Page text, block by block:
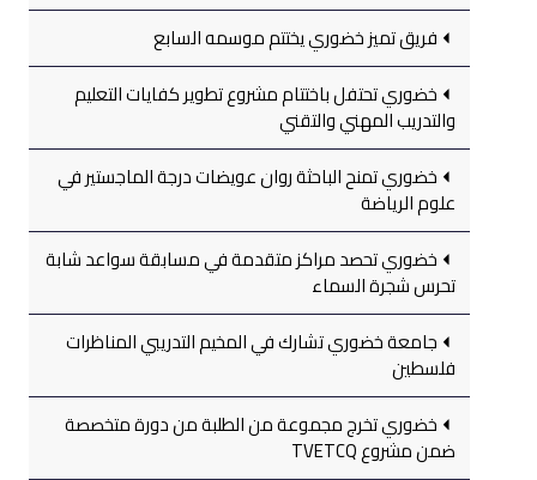
فريق تميز خضوري يختتم موسمه السابع
خضوري تحتفل باختتام مشروع تطوير كفايات التعليم
والتدريب المهني والتقني
خضوري تمنح الباحثة روان عويضات درجة الماجستير في
علوم الرياضة
خضوري تحصد مراكز متقدمة في مسابقة سواعد شابة
تحرس شجرة السماء
جامعة خضوري تشارك في المخيم التدريبي المناظرات
فلسطين
خضوري تخرج مجموعة من الطلبة من دورة متخصصة
ضمن مشروع TVETCQ